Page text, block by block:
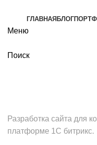
ГЛАВНАЯ БЛОГ
Меню
Поиск
Разработка сайта для
платформе 1С битрикс.